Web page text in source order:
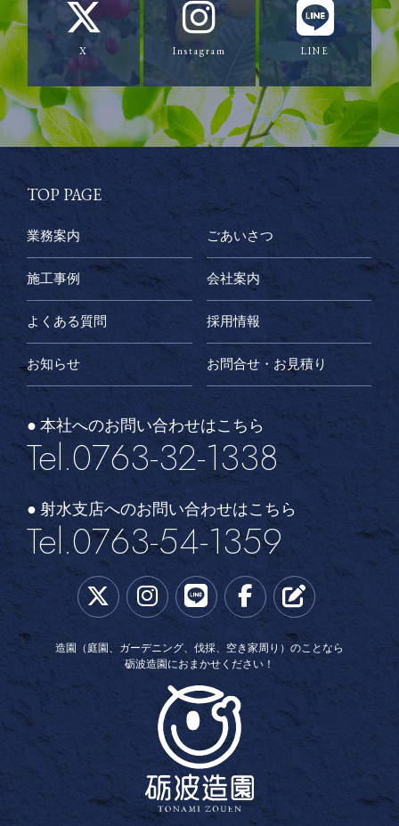
X Instagram LINE
TOP PAGE
業務案内
施工事例
よくある質問
お知らせ
ごあいさつ
会社案内
採用情報
お問合せ・お見積り
● 本社へのお問い合わせはこちら
Tel.0763-32-1338
● 射水支店へのお問い合わせはこちら
Tel.0763-54-1359
造園（庭園、ガーデニング、伐採、空き家周り）のことなら
砺波造園におまかせください！
砺波造園土木株式会社